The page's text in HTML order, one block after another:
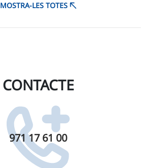
MOSTRA-LES TOTES
CONTACTE
971 17 61 00